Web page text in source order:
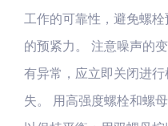
工作的可靠性，避免螺
的预紧力。 注意噪声的
有异常，应立即关闭进
失。 用高强度螺栓和螺